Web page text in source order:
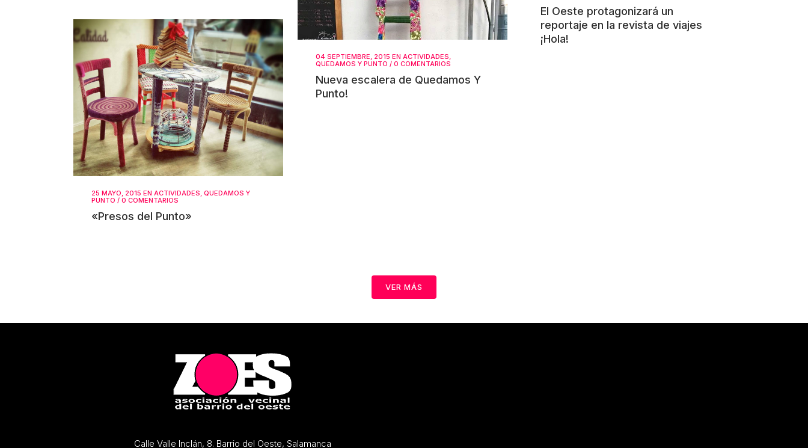
El Oeste protagonizará un
reportaje en la revista de viajes
¡Hola!
04 SEPTIEMBRE, 2015 EN ACTIVIDADES
QUEDAMOS Y PUNTO / 0 COMENTARIOS
Nueva escalera de Quedamos Y
Punto!
25 MAYO, 2015 EN ACTIVIDADES, QUEDAMOS Y
PUNTO / 0 COMENTARIOS
«Presos del Punto»
VER MÁS
Calle Valle Inclán, 8. Barrio del Oeste, Salamanca